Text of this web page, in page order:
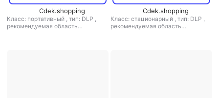
Cdek.shopping
Класс: портативный , тип: DLP ,
рекомендуемая область
Cdek.shopping
Класс: стационарный , тип: DLP ,
рекомендуемая область